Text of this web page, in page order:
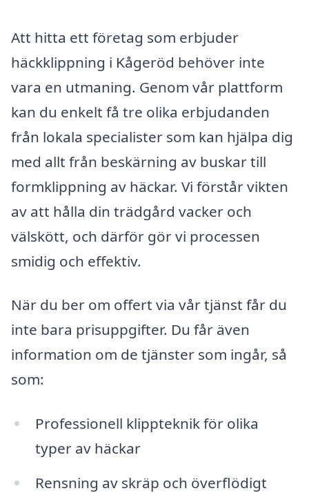
Att hitta ett företag som erbjuder
häckklippning i Kågeröd behöver inte
vara en utmaning. Genom vår plattform
kan du enkelt få tre olika erbjudanden
från lokala specialister som kan hjälpa dig
med allt från beskärning av buskar till
formklippning av häckar. Vi förstår vikten
av att hålla din trädgård vacker och
välskött, och därför gör vi processen
smidig och effektiv.
När du ber om offert via vår tjänst får du
inte bara prisuppgifter. Du får även
information om de tjänster som ingår, så
som:
Professionell klippteknik för olika
typer av häckar
Rensning av skräp och överflödigt